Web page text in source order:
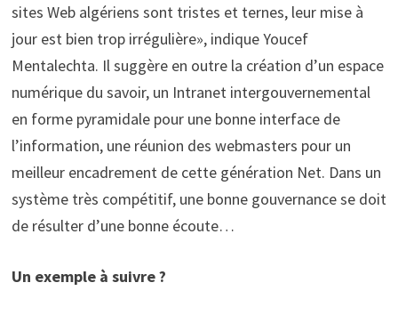
sites Web algériens sont tristes et ternes, leur mise à
jour est bien trop irrégulière», indique Youcef
Mentalechta. Il suggère en outre la création d’un espace
numérique du savoir, un Intranet intergouvernemental
en forme pyramidale pour une bonne interface de
l’information, une réunion des webmasters pour un
meilleur encadrement de cette génération Net. Dans un
système très compétitif, une bonne gouvernance se doit
de résulter d’une bonne écoute…
Un exemple à suivre ?